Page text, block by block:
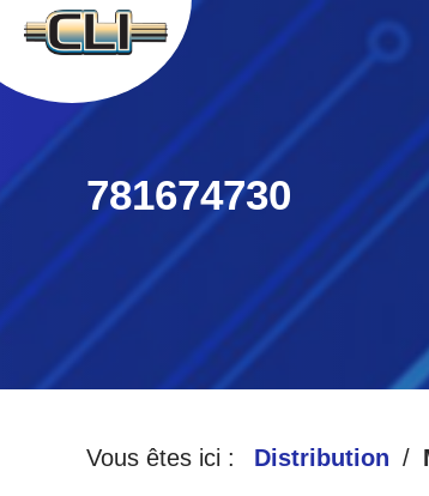
781674730
Vous êtes ici : Distribution